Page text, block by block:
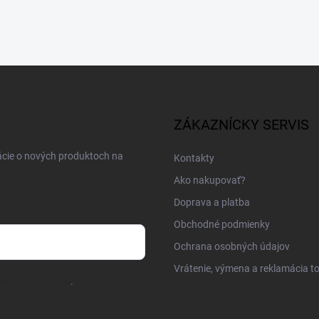
o nových produktoch na
.
ZÁKAZNÍCKY SERVIS
Kontakty
Ako nakupovať?
Doprava a platba
Obchodné podmienky
Ochrana osobných údajov
Vrátenie, výmena a reklamácia